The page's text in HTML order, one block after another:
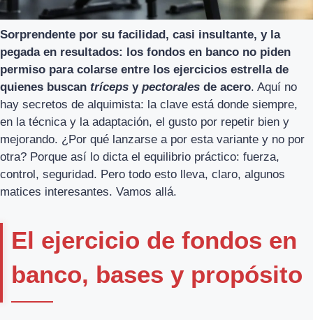
Sorprendente por su facilidad, casi insultante, y la
pegada en resultados: los fondos en banco no piden
permiso para colarse entre los ejercicios estrella de
quienes buscan tríceps y pectorales de acero. Aquí no
hay secretos de alquimista: la clave está donde siempre,
en la técnica y la adaptación, el gusto por repetir bien y
mejorando. ¿Por qué lanzarse a por esta variante y no por
otra? Porque así lo dicta el equilibrio práctico: fuerza,
control, seguridad. Pero todo esto lleva, claro, algunos
matices interesantes. Vamos allá.
El ejercicio de fondos en
banco, bases y propósito